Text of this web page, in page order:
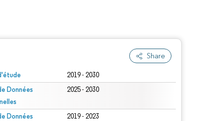
Share
2019 - 2030
Données
2025 - 2030
Données
2019 - 2023